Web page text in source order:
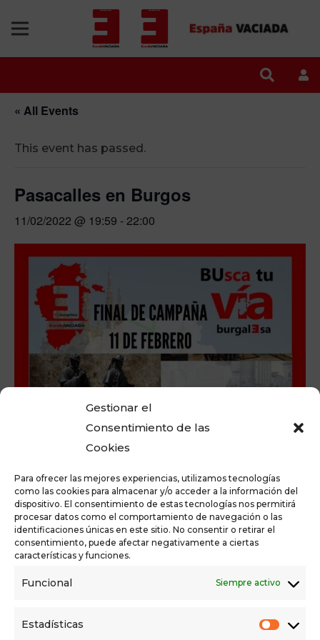
Gestionar el
Consentimiento de las
Cookies
Para ofrecer las mejores experiencias, utilizamos tecnologías
como las cookies para almacenar y/o acceder a la información del
dispositivo. El consentimiento de estas tecnologías nos permitirá
procesar datos como el comportamiento de navegación o las
identificaciones únicas en este sitio. No consentir o retirar el
consentimiento, puede afectar negativamente a ciertas
características y funciones.
Funcional Siempre activo
Estadísticas
« All Events
This event has passed.
Pasacalles en Burgos
11/02/2022 @ 19:59 -22:00
El viernes 11 de febrero, a las 19.00h, cierre de campaña
de España Vaciada Vía Burgalesa con pasacalles con
dulzaineros desde la Catedral de Burgos hasta el Teatro